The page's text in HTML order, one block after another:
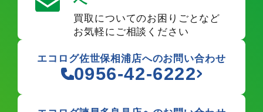
買取についてのお困りごとなど
お気軽にご相談ください
エコログ佐世保相浦店へのお問い合わせ
0956-42-6222